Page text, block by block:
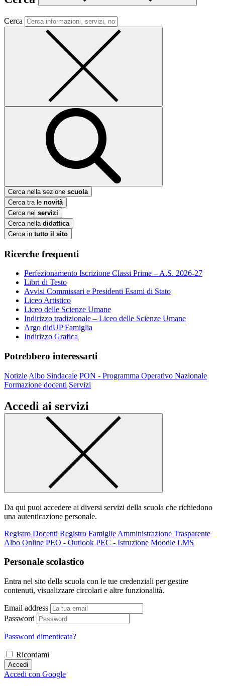
Cerca
Cerca nella sezione scuola
Cerca tra le novità
Cerca nei servizi
Cerca nella didattica
Cerca in tutto il sito
Ricerche frequenti
Perfezionamento Iscrizione Classi Prime – A.S. 2026-27
Libri di Testo
Avvisi Commissari e Presidenti Esami di Stato
Liceo Artistico
Liceo delle Scienze Umane
Indirizzo tradizionale – Liceo delle Scienze Umane
Argo didUP Famiglia
Indirizzo Grafica
Potrebbero interessarti
Notizie Albo Sindacale PON - Programma Operativo Nazionale
Formazione docenti Servizi
Accedi ai servizi
Da qui puoi accedere ai diversi servizi della scuola che richiedono
una autenticazione personale.
Registro Docenti Registro Famiglie Amministrazione Trasparente
Albo Online PEO - Outlook PEC - Istruzione Moodle LMS
Personale scolastico
Entra nel sito della scuola con le tue credenziali per gestire
contenuti, visualizzare circolari e altre funzionalità.
Email address
Password
Password dimenticata?
Ricordami
Accedi
Accedi con Google